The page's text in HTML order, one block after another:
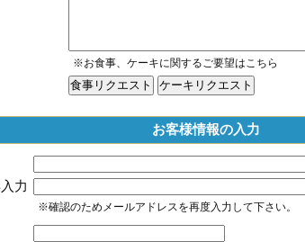
※お食事、ケーキに関するご要望はこちら
お客様情報の入力
力
※確認のためメールアドレスを再度入力して下さい。